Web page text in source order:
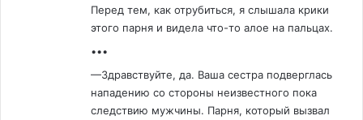
Перед тем, как отрубиться, я слышала крики
этого парня и видела что-то алое на пальцах.
•••
—Здравствуйте, да. Ваша сестра подверглась
нападению со стороны неизвестного пока
следствию мужчины. Парня, который вызвал